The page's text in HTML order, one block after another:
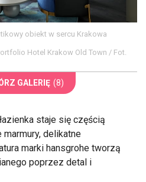
obiekt w sercu Krakowa
Hotel Krakow Old Town / Fot.
GALERIĘ (8)
staje się częścią
delikatne
marki hansgrohe tworzą
poprzez detal i